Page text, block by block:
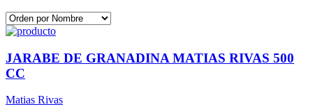
JARABE DE GRANADINA MATIAS RIVAS 500
CC
Matias Rivas